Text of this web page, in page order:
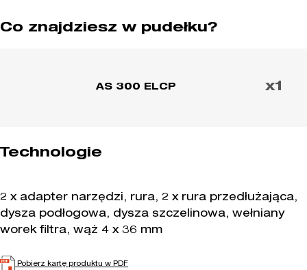
Co znajdziesz w pudełku?
AS 300 ELCP x1
Technologie
2 x adapter narzędzi, rura, 2 x rura przedłużająca,
dysza podłogowa, dysza szczelinowa, wełniany
worek filtra, wąż 4 x 36 mm
Pobierz kartę produktu w PDF